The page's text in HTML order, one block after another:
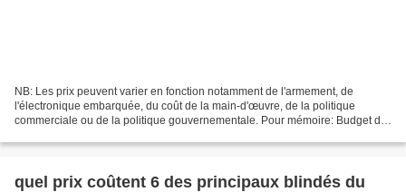
NB: Les prix peuvent varier en fonction notamment de l'armement, de
l'électronique embarquée, du coût de la main-d'œuvre, de la politique
commerciale ou de la politique gouvernementale. Pour mémoire: Budget de
quel prix coûtent 6 des principaux blindés du